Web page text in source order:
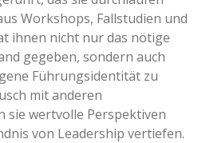
Workshops, Fallstudien und
ihnen nicht nur das nötige
gegeben, sondern auch
Führungsidentität zu
mit anderen
wertvolle Perspektiven
von Leadership vertiefen.